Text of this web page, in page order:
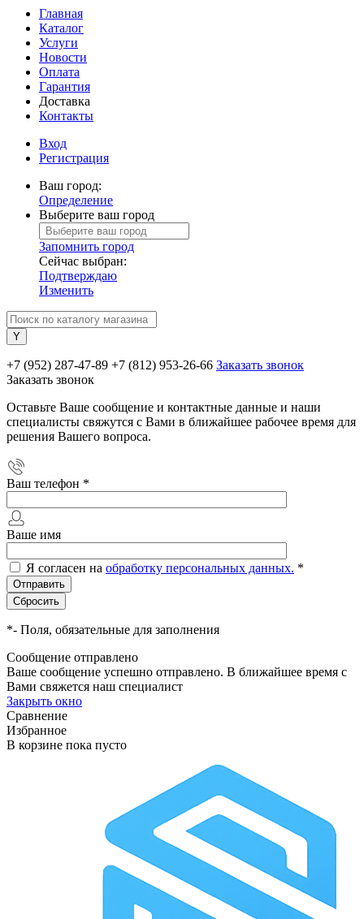
Главная
Каталог
Услуги
Новости
Оплата
Гарантия
Доставка
Контакты
Вход
Регистрация
Ваш город:
Определение
Выберите ваш город
Запомнить город
Сейчас выбран:
Подтверждаю
Изменить
+7 (952) 287-47-89 +7 (812) 953-26-66 Заказать звонок
Заказать звонок
Оставьте Ваше сообщение и контактные данные и наши
специалисты свяжутся с Вами в ближайшее рабочее время для
решения Вашего вопроса.
Ваш телефон *
Ваше имя
Я согласен на обработку персональных данных. *
*- Поля, обязательные для заполнения
Сообщение отправлено
Ваше сообщение успешно отправлено. В ближайшее время с
Вами свяжется наш специалист
Закрыть окно
Сравнение
Избранное
В корзине пока пусто